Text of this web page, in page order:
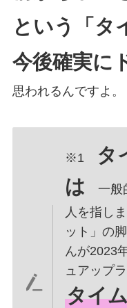
という「タ
今後確実に
思われるんですよ。
※1
タ
は
一般
人を指し
ット」の
んが2023
ュアップ
タイ